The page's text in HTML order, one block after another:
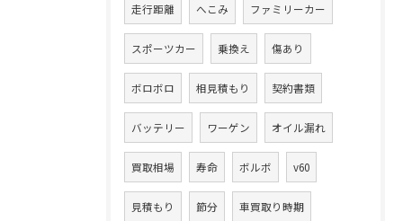
走行距離 へこみ ファミリーカー
スポーツカー 乗換え 傷あり
ボロボロ 相見積もり 契約書類
バッテリー ワーゲン オイル漏れ
買取相場 寿命 ボルボ v60
見積もり 節分 車買取り時期